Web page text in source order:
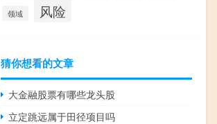
领域 风险
猜你想看的文章
大金融股票有哪些龙头股
立定跳远属于田径项目吗